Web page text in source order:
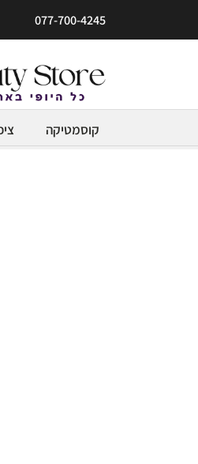
077-700-4245
קוסמטיקה